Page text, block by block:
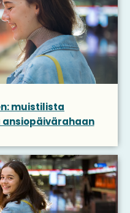
muistilista